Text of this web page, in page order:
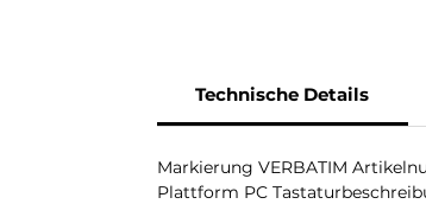
Technische Details
Markierung VERBATIM
Plattform PC